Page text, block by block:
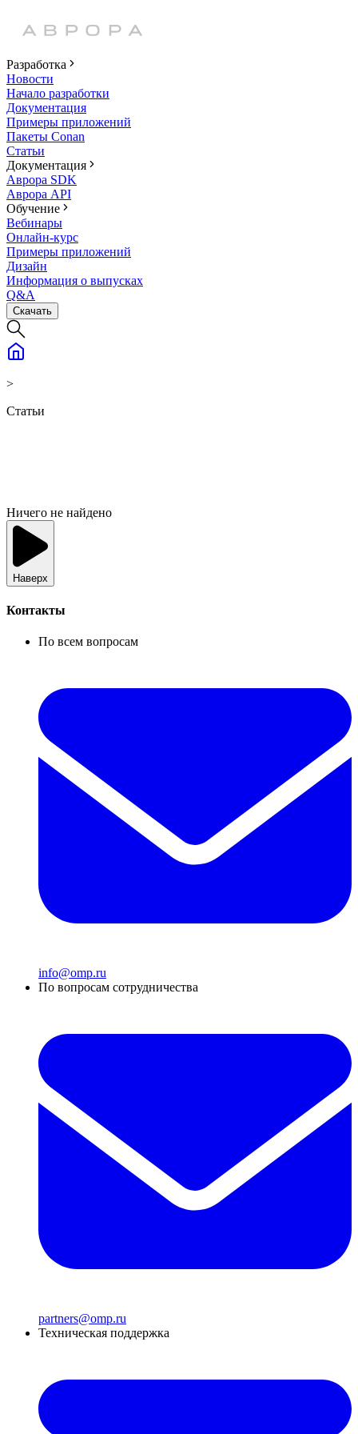
Разработка
Новости
Начало разработки
Документация
Примеры приложений
Пакеты Conan
Статьи
Документация
Аврора SDK
Аврора API
Обучение
Вебинары
Онлайн-курс
Примеры приложений
Дизайн
Информация о выпусках
Q&A
Скачать
>
Статьи
Ничего не найдено
Наверх
Контакты
По всем вопросам
info@omp.ru
По вопросам сотрудничества
partners@omp.ru
Техническая поддержка